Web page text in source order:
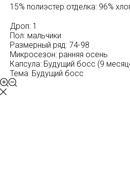
15% полиэстер отделка: 96%
Дроп: 1
Пол: мальчики
Размерный ряд: 74-98
Микросезон: ранняя осень
Капсула: Будущий босс (9
Тема: Будущий босс